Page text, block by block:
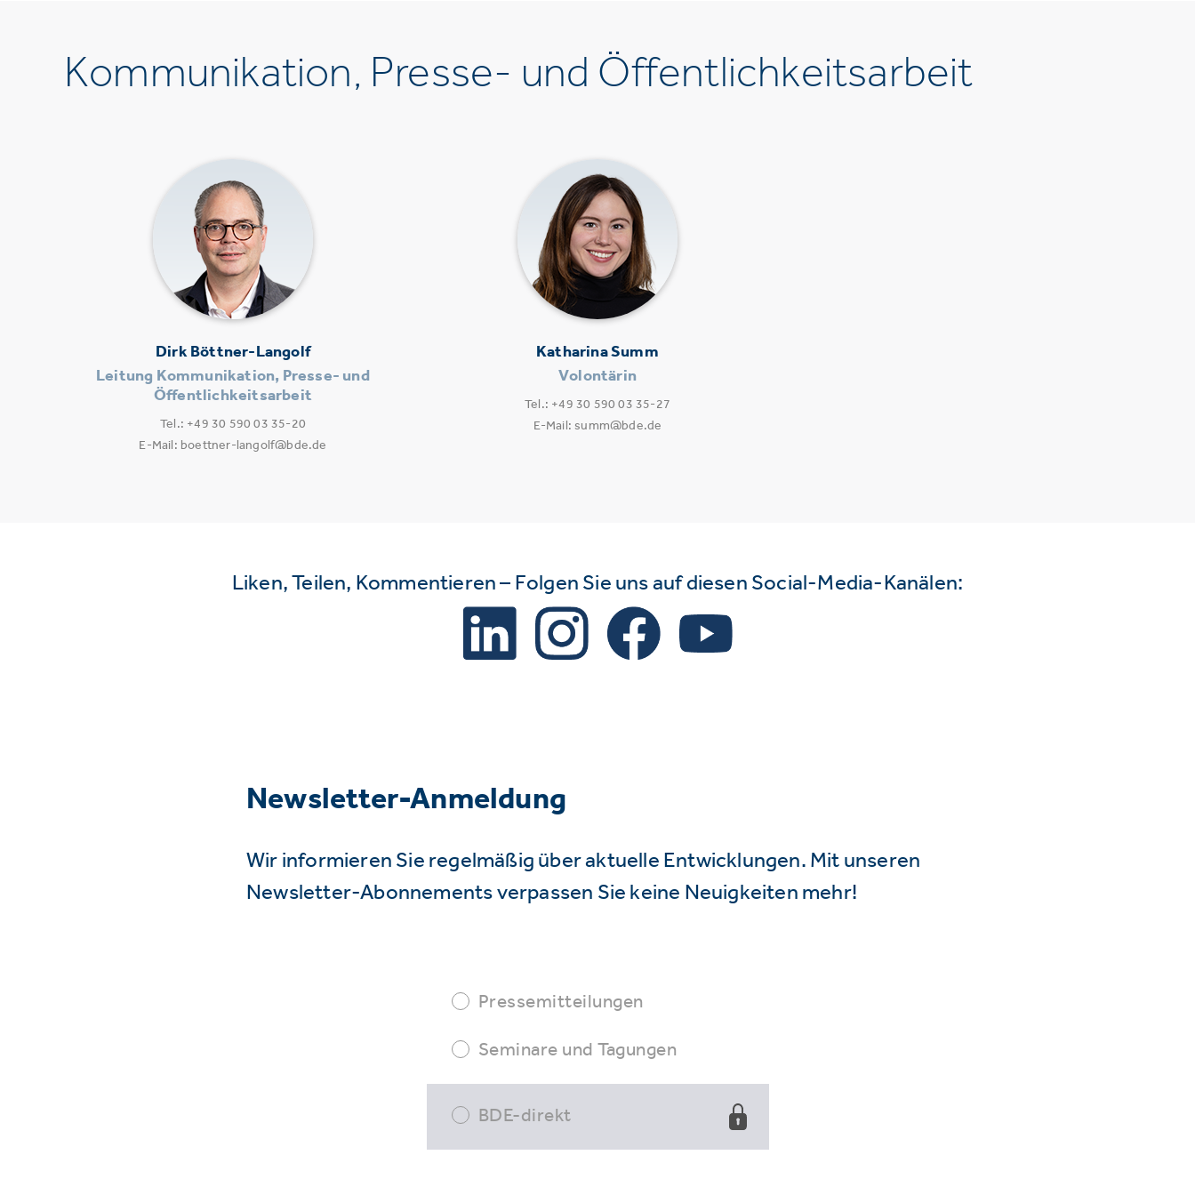
Kommunikation, Presse- und Öffentlichkeitsarbeit
Dirk Böttner-Langolf
Leitung Kommunikation, Presse- und
Öffentlichkeitsarbeit
Tel.: +49 30 590 03 35-20
E-Mail: boettner-langolf@bde.de
Katharina Summ
Volontärin
Tel.: +49 30 590 03 35-27
E-Mail: summ@bde.de
Liken, Teilen, Kommentieren – Folgen Sie uns auf diesen Social-Media-Kanälen:
Newsletter-Anmeldung
Wir informieren Sie regelmäßig über aktuelle Entwicklungen. Mit unseren
Newsletter-Abonnements verpassen Sie keine Neuigkeiten mehr!
Pressemitteilungen
Seminare und Tagungen
BDE-direkt